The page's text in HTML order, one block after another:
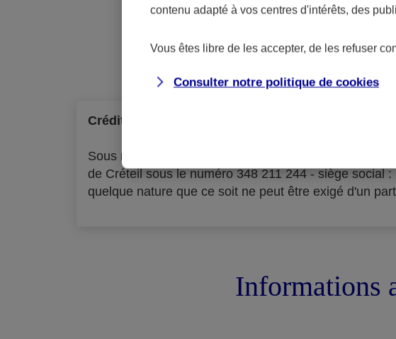
Crédit à la consommation
Sous réserve d'acceptation par l'organisme prêteur :
de Créteil sous le numéro 348 211 244 - siège social
quelque nature que ce soit ne peut être exigé d'un
Informations
contenu adapté à vos centres d'intérêts, des
Vous êtes libre de les accepter, de les refuser
Consulter notre politique de cookies